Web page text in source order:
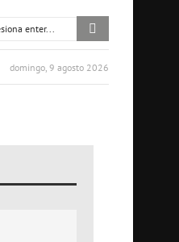
domingo, 9 agosto 2026